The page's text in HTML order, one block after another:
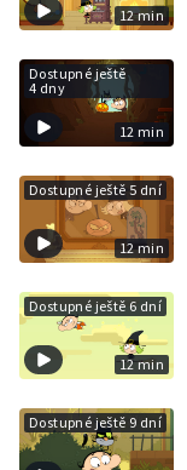
12 min
Dostupné ještě
4 dny
12 min
Dostupné ještě 5 dní
12 min
Dostupné ještě 6 dní
12 min
Dostupné ještě 9 dní